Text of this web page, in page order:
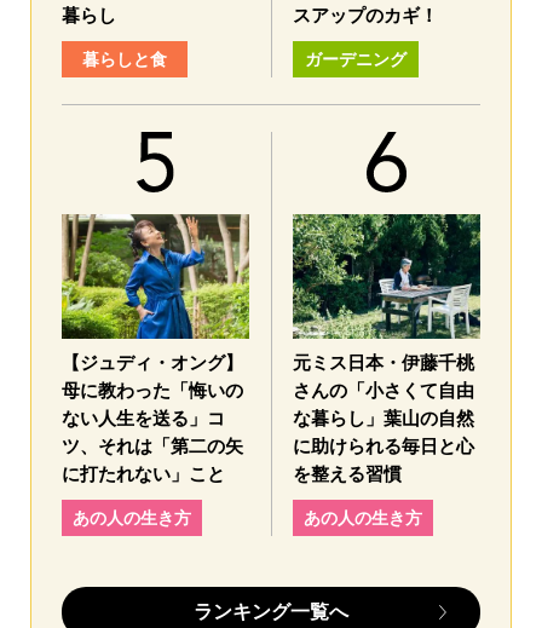
暮らし
暮らしと食
スアップのカギ！
ガーデニング
【ジュディ・オング】
母に教わった「悔いの
ない人生を送る」コ
ツ、それは「第二の矢
に打たれない」こと
あの人の生き方
元ミス日本・伊藤千桃
さんの「小さくて自由
な暮らし」葉山の自然
に助けられる毎日と心
を整える習慣
あの人の生き方
ランキング一覧へ